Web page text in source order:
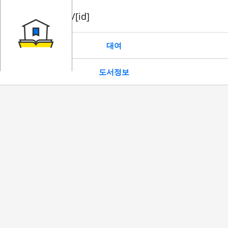
book/rent/[id]
대여
도서정보